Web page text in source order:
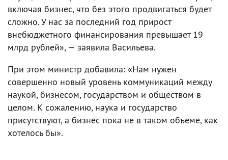
включая бизнес, что без этого продвигаться будет
сложно. У нас за последний год прирост
внебюджетного финансирования превышает 19
млрд рублей», — заявила Васильева.
При этом министр добавила: «Нам нужен
совершенно новый уровень коммуникаций между
наукой, бизнесом, государством и обществом в
целом. К сожалению, наука и государство
присутствуют, а бизнес пока не в таком объеме, как
хотелось бы».